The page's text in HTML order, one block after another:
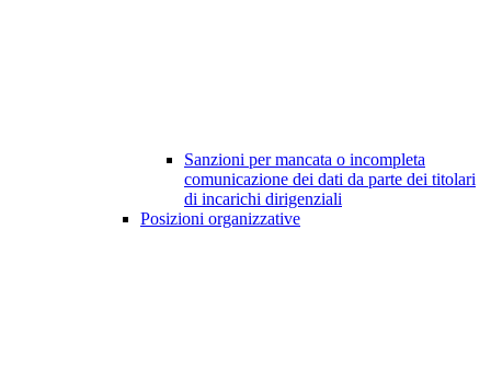
Sanzioni per mancata o incompleta
comunicazione dei dati da parte dei titolari
di incarichi dirigenziali
Posizioni organizzative